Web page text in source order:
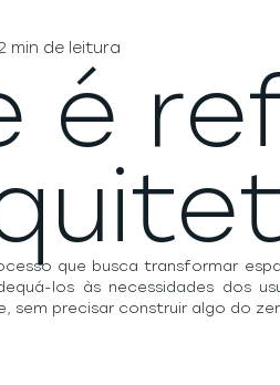
é
min de leitura
que busca transformar
los às necessidades dos
sem precisar construir algo do